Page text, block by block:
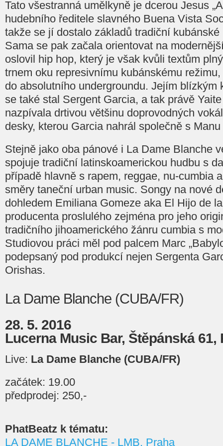
Tato všestranná umělkyně je dcerou Jesus
hudebního ředitele slavného Buena Vista
takže se jí dostalo základů tradiční
Sama se pak začala orientovat na
oslovil hip hop, který je však kvůli textům
trnem oku represivnímu kubánskému
do absolutního undergroundu. Jejím blízkým
se také stal Sergent Garcia, a tak právě
nazpívala drtivou většinu doprovodných
desky, kterou Garcia nahrál společně s
Stejně jako oba pánové i La Dame Blanche
spojuje tradiční latinskoamerickou hudbu s
případě hlavně s rapem, reggae, nu-cumbia
směry taneční urban music. Songy na nové
dohledem Emiliana Gomeze aka El Hijo de
producenta proslulého zejména pro jeho
tradičního jihoamerického žánru cumbia s
Studiovou práci měl pod palcem Marc
podepsaný pod produkcí nejen Sergenta
Orishas.
La Dame Blanche (CUBA/FR)
28. 5. 2016
Lucerna Music Bar, Štěpánská 61,
Live: La Dame Blanche (CUBA/FR)
začátek: 19.00
předprodej: 250,-
PhatBeatz k tématu:
LA DAME BLANCHE - LMB, Praha